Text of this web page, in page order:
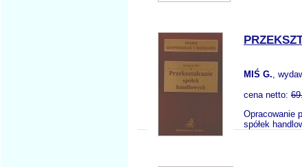
MIŚ G.,
cena netto:
Opracowanie
spółek